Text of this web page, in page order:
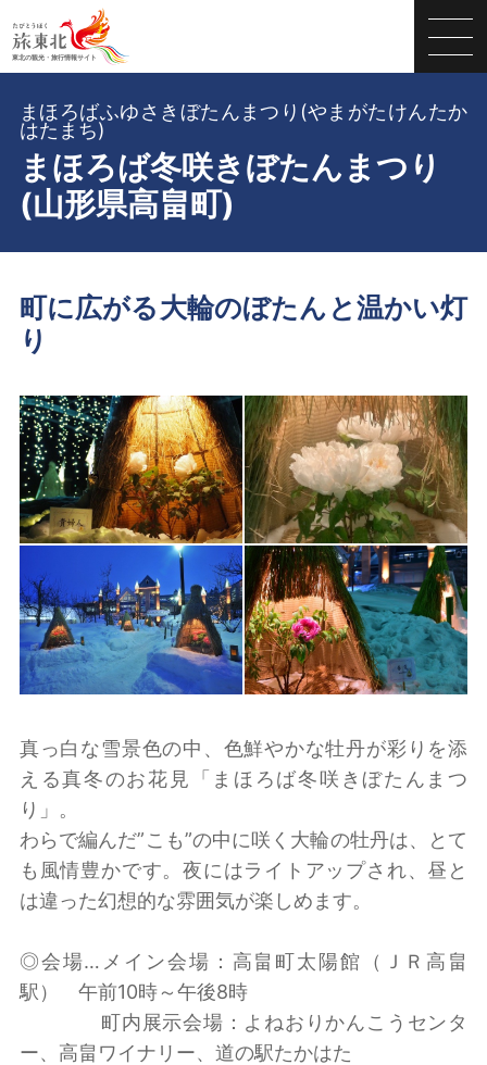
まほろば冬咲きぼたんまつり
(山形県高畠町)
まほろばふゆさきぼたんまつり(やまがたけんたか
はたまち)
町に広がる大輪のぼたんと温かい灯
り
真っ白な雪景色の中、色鮮やかな牡丹が彩りを添
える真冬のお花見「まほろば冬咲きぼたんまつ
り」。
わらで編んだ”こも”の中に咲く大輪の牡丹は、とて
も風情豊かです。夜にはライトアップされ、昼と
は違った幻想的な雰囲気が楽しめます。
◎会場…メイン会場：高畠町太陽館（ＪＲ高畠
駅） 午前10時～午後8時
町内展示会場：よねおりかんこうセンタ
ー、高畠ワイナリー、道の駅たかはた